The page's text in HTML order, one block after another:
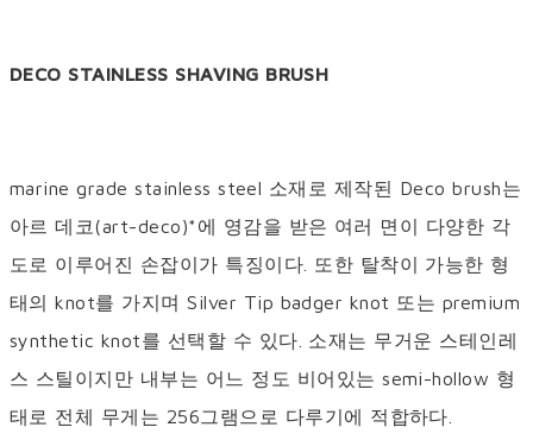
DECO STAINLESS SHAVING BRUSH
marine grade stainless steel 소재로 제작된 Deco brush는
아르 데코(art-deco)*에 영감을 받은 여러 면이 다양한 각
도로 이루어진 손잡이가 특징이다. 또한 탈착이 가능한 형
태의 knot를 가지며 Silver Tip badger knot 또는 premium
synthetic knot를 선택할 수 있다. 소재는 무거운 스테인레
스 스틸이지만 내부는 어느 정도 비어있는 semi-hollow 형
태로 전체 무게는 256그램으로 다루기에 적합하다.